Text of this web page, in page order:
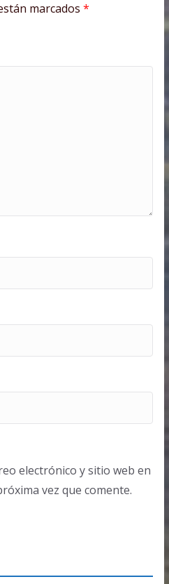
marcados *
electrónico y sitio web en
vez que comente.